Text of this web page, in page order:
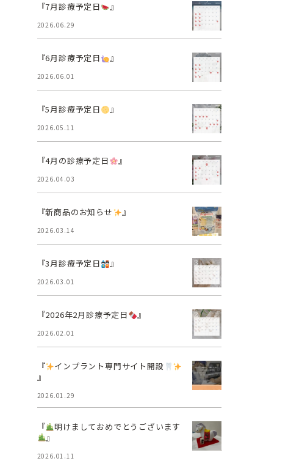
『7月診療予定日 』
2026.06.29
『6月診療予定日 』
2026.06.01
『5月診療予定日 』
2026.05.11
『4月の診療予定日 』
2026.04.03
『新商品のお知らせ 』
2026.03.14
『3月診療予定日 』
2026.03.01
『2026年2月診療予定日 』
2026.02.01
『
インプラント専門サイト開設
』
2026.01.29
『
明けましておめでとうございます
』
2026.01.11